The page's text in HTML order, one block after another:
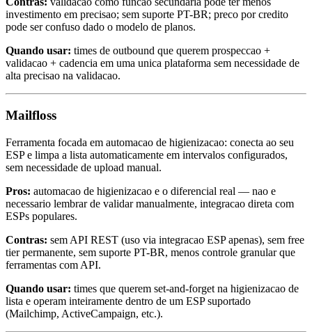
investimento em precisao; sem suporte PT-BR; preco por credito
pode ser confuso dado o modelo de planos.
Quando usar: times de outbound que querem prospeccao +
validacao + cadencia em uma unica plataforma sem necessidade de
alta precisao na validacao.
Mailfloss
Ferramenta focada em automacao de higienizacao: conecta ao seu
ESP e limpa a lista automaticamente em intervalos configurados,
sem necessidade de upload manual.
Pros: automacao de higienizacao e o diferencial real — nao e
necessario lembrar de validar manualmente, integracao direta com
ESPs populares.
Contras: sem API REST (uso via integracao ESP apenas), sem free
tier permanente, sem suporte PT-BR, menos controle granular que
ferramentas com API.
Quando usar: times que querem set-and-forget na higienizacao de
lista e operam inteiramente dentro de um ESP suportado
(Mailchimp, ActiveCampaign, etc.).